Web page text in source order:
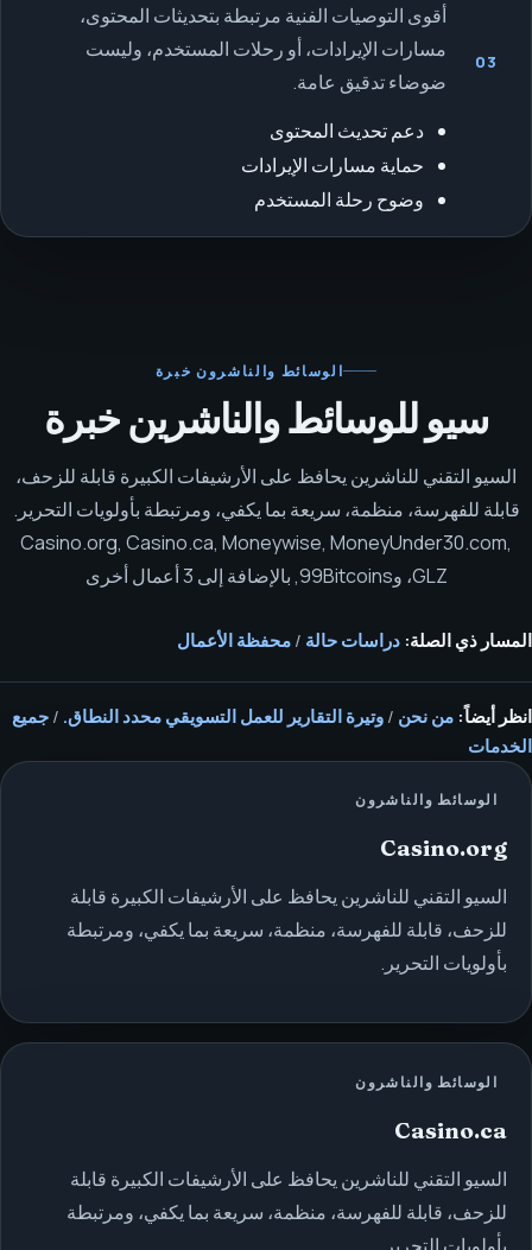
03
أقوى التوصيات الفنية مرتبطة بتحديثات المحتوى،
مسارات الإيرادات، أو رحلات المستخدم، وليست
ضوضاء تدقيق عامة.
دعم تحديث المحتوى
حماية مسارات الإيرادات
وضوح رحلة المستخدم
الوسائط والناشرون خبرة
سيو للوسائط والناشرين خبرة
السيو التقني للناشرين يحافظ على الأرشيفات الكبيرة قابلة للزحف،
قابلة للفهرسة، منظمة، سريعة بما يكفي، ومرتبطة بأولويات التحرير.
Casino.org, Casino.ca, Moneywise, MoneyUnder30.com,
GLZ، و99Bitcoins, بالإضافة إلى 3 أعمال أخرى
المسار ذي الصلة: دراسات حالة / محفظة الأعمال
انظر أيضاً: من نحن / وتيرة التقارير للعمل التسويقي محدد النطاق. / جميع
الخدمات
الوسائط والناشرون
Casino.org
السيو التقني للناشرين يحافظ على الأرشيفات الكبيرة قابلة
للزحف، قابلة للفهرسة، منظمة، سريعة بما يكفي، ومرتبطة
بأولويات التحرير.
الوسائط والناشرون
Casino.ca
السيو التقني للناشرين يحافظ على الأرشيفات الكبيرة قابلة
للزحف، قابلة للفهرسة، منظمة، سريعة بما يكفي، ومرتبطة